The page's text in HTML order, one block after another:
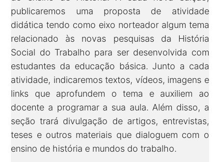
publicaremos uma proposta de atividade
didática tendo como eixo norteador algum tema
relacionado às novas pesquisas da História
Social do Trabalho para ser desenvolvida com
estudantes da educação básica. Junto a cada
atividade, indicaremos textos, vídeos, imagens e
links que aprofundem o tema e auxiliem ao
docente a programar a sua aula. Além disso, a
seção trará divulgação de artigos, entrevistas,
teses e outros materiais que dialoguem com o
ensino de história e mundos do trabalho.